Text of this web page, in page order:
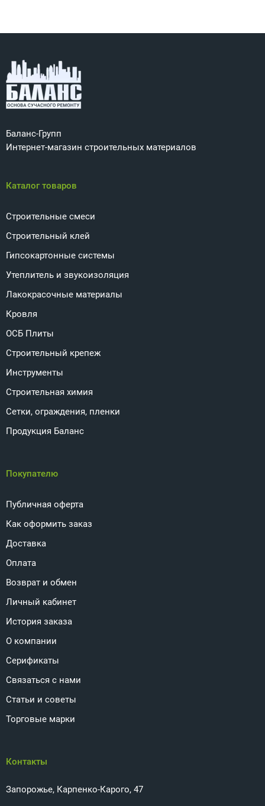
Баланс-Групп
Интернет-магазин строительных материалов
Каталог товаров
Строительные смеси
Строительный клей
Гипсокартонные системы
Утеплитель и звукоизоляция
Лакокрасочные материалы
Кровля
ОСБ Плиты
Строительный крепеж
Инструменты
Строительная химия
Сетки, ограждения, пленки
Продукция Баланс
Покупателю
Публичная оферта
Как оформить заказ
Доставка
Оплата
Возврат и обмен
Личный кабинет
История заказа
О компании
Серификаты
Связаться с нами
Статьи и советы
Торговые марки
Контакты
Запорожье, Карпенко-Карого, 47